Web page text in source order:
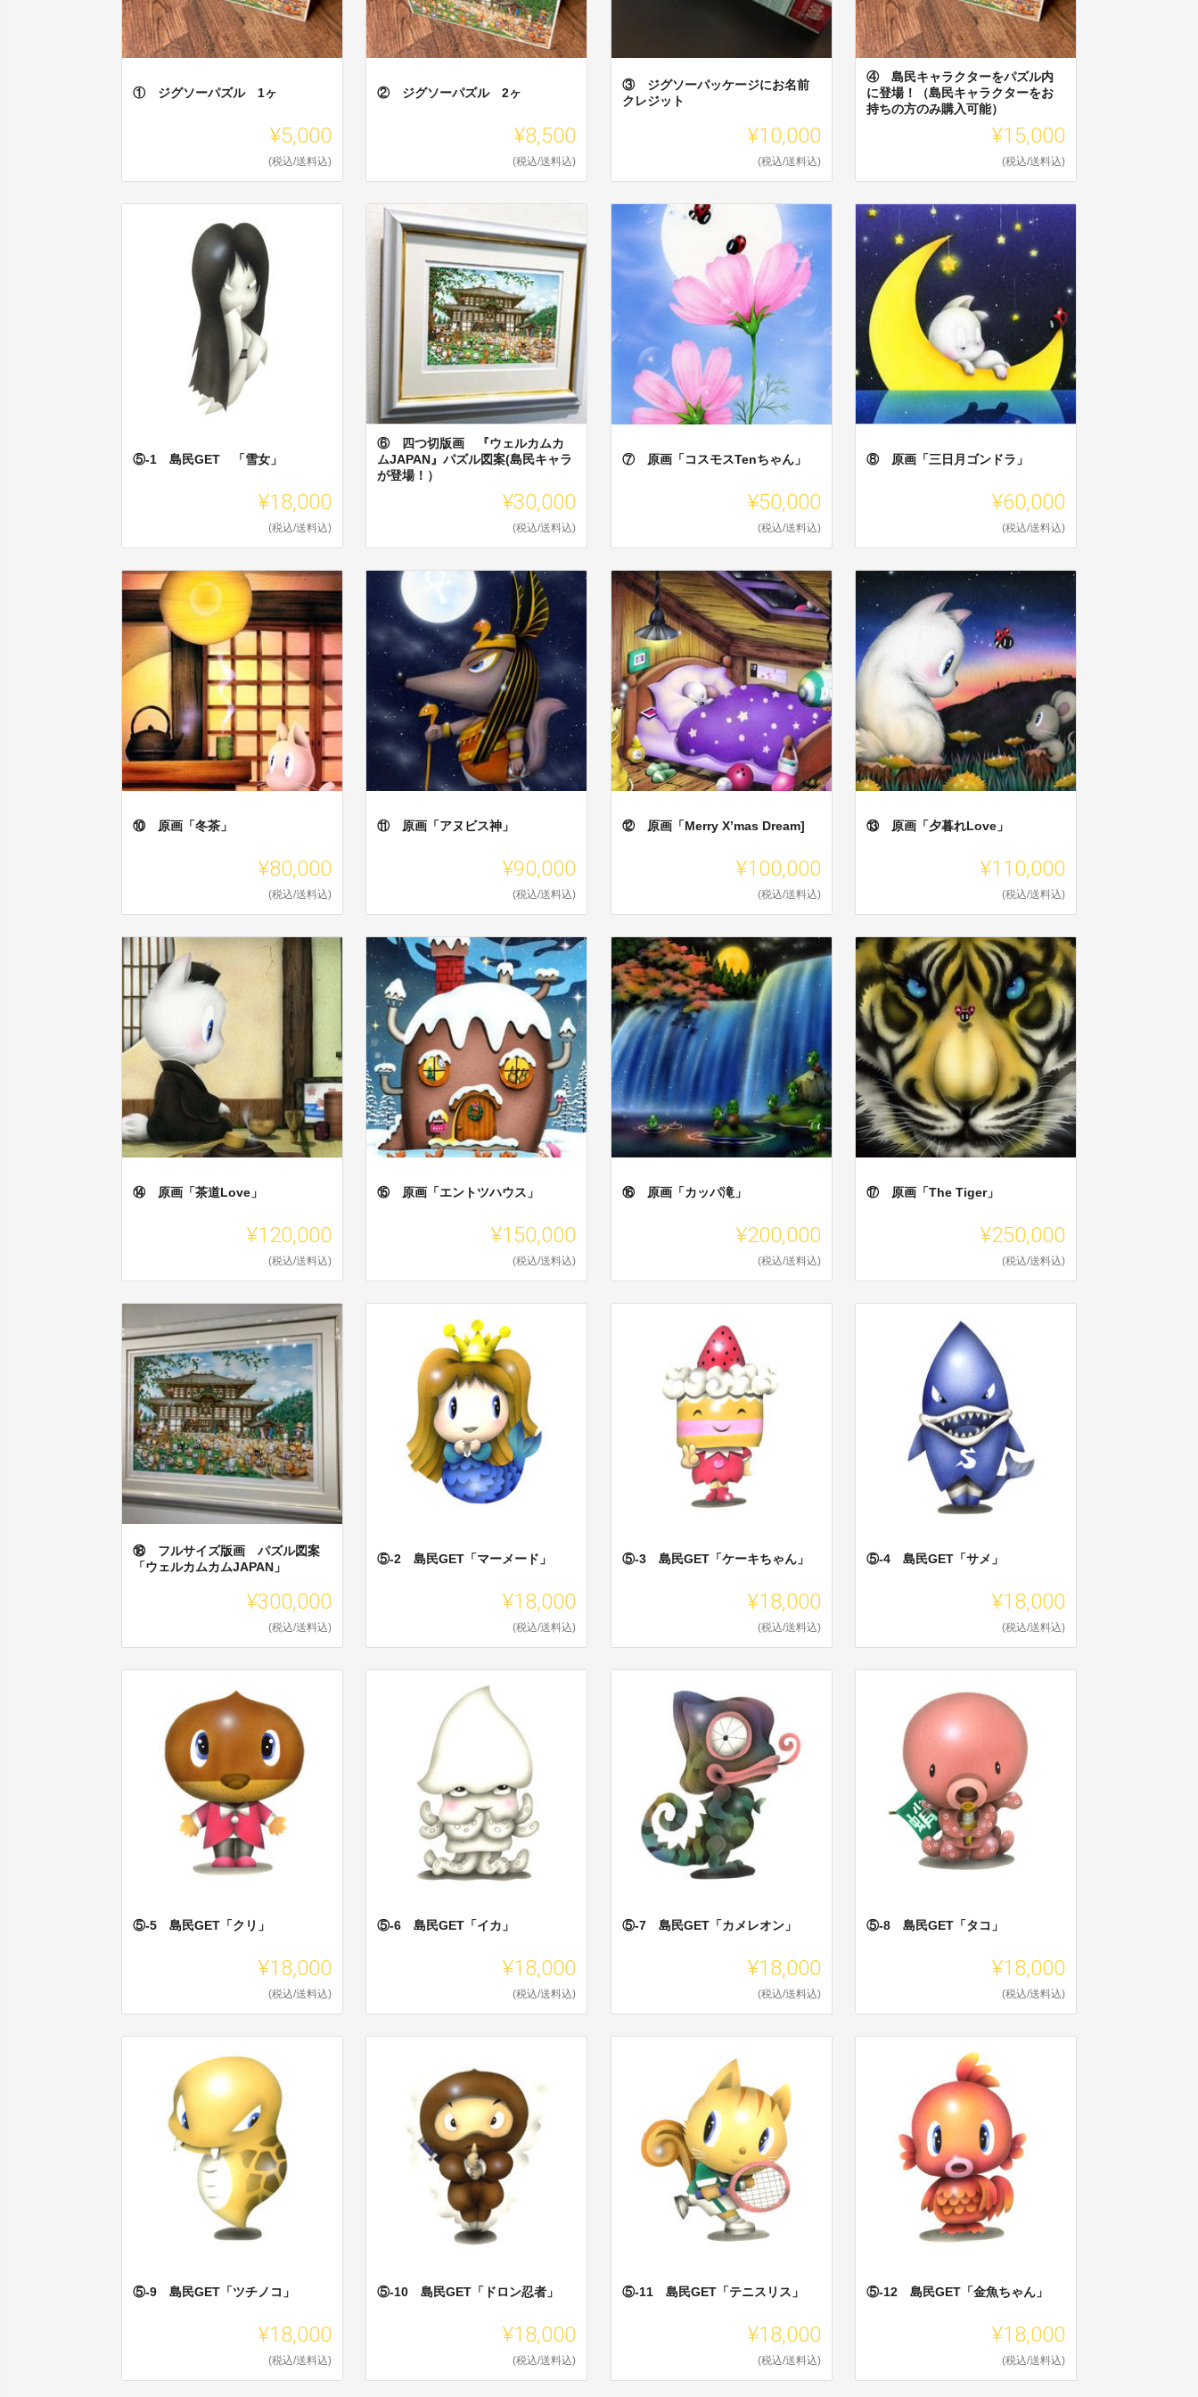
① ジグソーパズル 1ヶ
¥5,000
(税込/送料込)
② ジグソーパズル 2ヶ
¥8,500
(税込/送料込)
③ ジグソーパッケージにお名前
クレジット
¥10,000
(税込/送料込)
④ 島民キャラクターをパズル内
に登場！（島民キャラクターをお
持ちの方のみ購入可能）
¥15,000
(税込/送料込)
⑤-1 島民GET 「雪女」
¥18,000
(税込/送料込)
⑥ 四つ切版画 『ウェルカムカ
ムJAPAN』パズル図案(島民キャラ
が登場！）
¥30,000
(税込/送料込)
⑦ 原画「コスモスTenちゃん」
¥50,000
(税込/送料込)
⑧ 原画「三日月ゴンドラ」
¥60,000
(税込/送料込)
⑩ 原画「冬茶」
¥80,000
(税込/送料込)
⑪ 原画「アヌビス神」
¥90,000
(税込/送料込)
⑫ 原画「Merry X’mas Dream]
¥100,000
(税込/送料込)
⑬ 原画「夕暮れLove」
¥110,000
(税込/送料込)
⑭ 原画「茶道Love」
¥120,000
(税込/送料込)
⑮ 原画「エントツハウス」
¥150,000
(税込/送料込)
⑯ 原画「カッパ滝」
¥200,000
(税込/送料込)
⑰ 原画「The Tiger」
¥250,000
(税込/送料込)
⑱ フルサイズ版画 パズル図案
「ウェルカムカムJAPAN」
¥300,000
(税込/送料込)
⑤-2 島民GET「マーメード」
¥18,000
(税込/送料込)
⑤-3 島民GET「ケーキちゃん」
¥18,000
(税込/送料込)
⑤-4 島民GET「サメ」
¥18,000
(税込/送料込)
⑤-5 島民GET「クリ」
¥18,000
(税込/送料込)
⑤-6 島民GET「イカ」
¥18,000
(税込/送料込)
⑤-7 島民GET「カメレオン」
¥18,000
(税込/送料込)
⑤-8 島民GET「タコ」
¥18,000
(税込/送料込)
⑤-9 島民GET「ツチノコ」
¥18,000
(税込/送料込)
⑤-10 島民GET「ドロン忍者」
¥18,000
(税込/送料込)
⑤-11 島民GET「テニスリス」
¥18,000
(税込/送料込)
⑤-12 島民GET「金魚ちゃん」
¥18,000
(税込/送料込)